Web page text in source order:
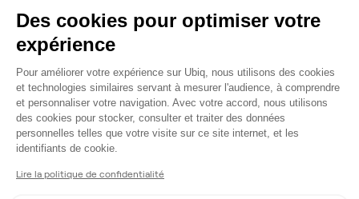
Dispo
Bureau privé • 3ème étage
10postes • 50 m²
2 847 €
Bureau privé
Des cookies pour optimiser votre
expérience
Plateforme de Gestion du
Pour améliorer votre expérience sur Ubiq, nous utilisons des cookies
et technologies similaires servant à mesurer l'audience, à comprendre
et personnaliser votre navigation. Avec votre accord, nous utilisons
des cookies pour stocker, consulter et traiter des données
personnelles telles que votre visite sur ce site internet, et les
identifiants de cookie.
Lire la politique de confidentialité